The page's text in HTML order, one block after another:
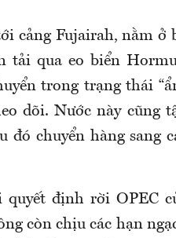
cảng Fujairah, nằm ở
tải qua eo biển
trong trạng thái
dõi. Nước này cũng
đó chuyển hàng sang
định rời OPEC
còn chịu các hạn